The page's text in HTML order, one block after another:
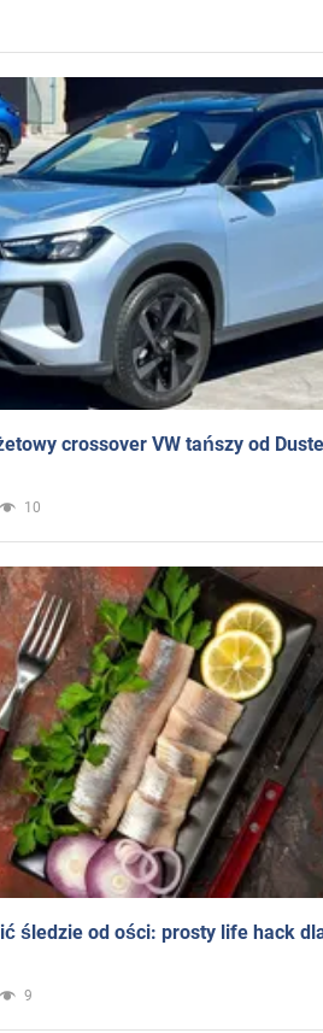
crossover VW tańszy od
10
śledzie od ości: prosty life hack
9